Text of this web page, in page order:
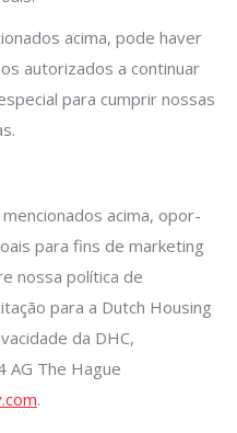
acima, pode haver
autorizados a continuar
para cumprir nossas
acima, opor-
para fins de marketing
nossa política de
para a Dutch Housing
da DHC,
AG The Hague
.